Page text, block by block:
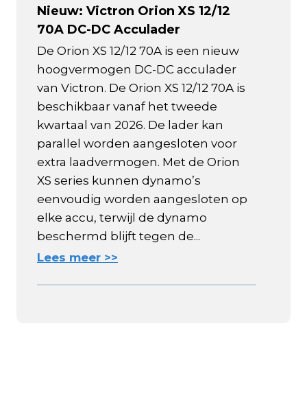
Nieuw: Victron Orion XS 12/12
70A DC-DC Acculader
De Orion XS 12/12 70A is een nieuw
hoogvermogen DC-DC acculader
van Victron. De Orion XS 12/12 70A is
beschikbaar vanaf het tweede
kwartaal van 2026. De lader kan
parallel worden aangesloten voor
extra laadvermogen. Met de Orion
XS series kunnen dynamo’s
eenvoudig worden aangesloten op
elke accu, terwijl de dynamo
beschermd blijft tegen de...
Lees meer >>